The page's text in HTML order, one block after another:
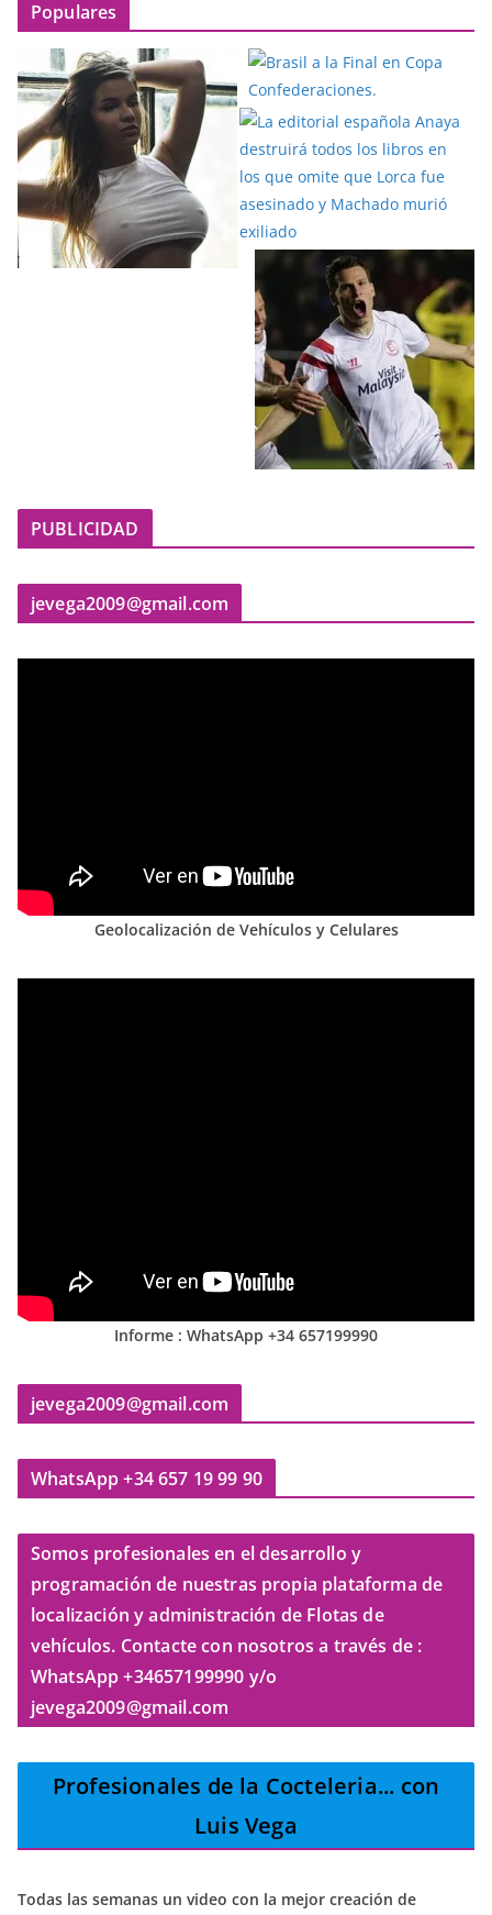
Populares
PUBLICIDAD
jevega2009@gmail.com
Geolocalización de Vehículos y Celulares
Informe : WhatsApp +34 657199990
jevega2009@gmail.com
WhatsApp +34 657 19 99 90
Somos profesionales en el desarrollo y
programación de nuestras propia plataforma de
localización y administración de Flotas de
vehículos. Contacte con nosotros a través de :
WhatsApp +34657199990 y/o
jevega2009@gmail.com
Profesionales de la Cocteleria... con
Luis Vega
Todas las semanas un video con la mejor creación de